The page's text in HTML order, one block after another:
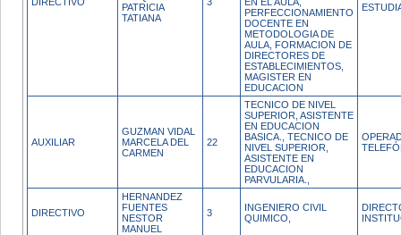
PATRICIA
TATIANA
PERFECCIONAMIENTO
DOCENTE EN
METODOLOGIA DE
AULA, FORMACION DE
DIRECTORES DE
ESTABLECIMIENTOS,
MAGISTER EN
EDUCACION
AUXILIAR
GUZMAN VIDAL
MARCELA DEL
CARMEN
22
TECNICO DE NIVEL
SUPERIOR, ASISTENTE
EN EDUCACION
BASICA., TECNICO DE
NIVEL SUPERIOR,
ASISTENTE EN
EDUCACION
PARVULARIA.,
DIRECTIVO
HERNANDEZ
FUENTES
NESTOR
MANUEL
3
INGENIERO CIVIL
QUIMICO,